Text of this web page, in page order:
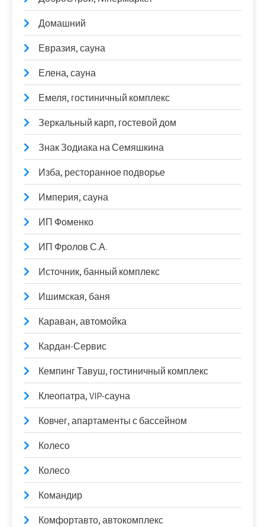
Домашний
Евразия, сауна
Елена, сауна
Емеля, гостиничный комплекс
Зеркальный карп, гостевой дом
Знак Зодиака на Семяшкина
Изба, ресторанное подворье
Империя, сауна
ИП Фоменко
ИП Фролов С.А.
Источник, банный комплекс
Ишимская, баня
Караван, автомойка
Кардан-Сервис
Кемпинг Тавуш, гостиничный комплекс
Клеопатра, VIP-сауна
Ковчег, апартаменты с бассейном
Колесо
Колесо
Командир
Комфортавто, автокомплекс